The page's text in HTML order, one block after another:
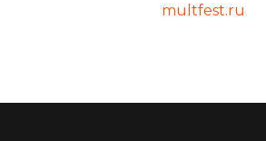
multfest.ru